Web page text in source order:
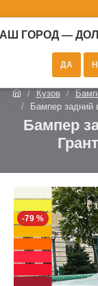
ГОРОД —
Кузов
Бампер задний
Бампер
-79 %